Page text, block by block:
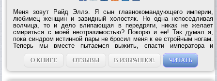
Меня зовут Райд Эллэ. Я сын главнокомандующего империи,
любимец женщин и завидный холостяк. Но одна непоседливая
волчица, то и дело влипающая в передряги, никак не желает
смириться с моей неотразимостью? Покорю и ее! Так думал я,
пока синдром истинной пары не бросил меня к ее стройным ногам.
Теперь мы вместе пытаемся выжить, спасти императора и
разобраться с...
О КНИГЕ
ОТЗЫВЫ В ИЗБРАННОЕ ЧИТАТЬ